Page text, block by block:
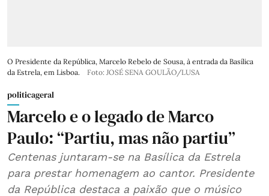
O Presidente da República, Marcelo Rebelo de Sousa, à entrada da Basílica
da Estrela, em Lisboa.
Foto: JOSÉ SENA GOULÃO/LUSA
politicageral
Marcelo e o legado de Marco
Paulo: “Partiu, mas não partiu”
Centenas juntaram-se na Basílica da Estrela
para prestar homenagem ao cantor. Presidente
da República destaca a paixão que o músico